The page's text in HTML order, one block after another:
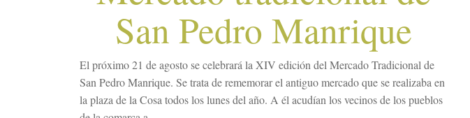
San Pedro Manrique
El próximo 21 de agosto se celebrará la XIV edición del Mercado Tradicional de
San Pedro Manrique. Se trata de rememorar el antiguo mercado que se realizaba en
la plaza de la Cosa todos los lunes del año. A él acudían los vecinos de los pueblos